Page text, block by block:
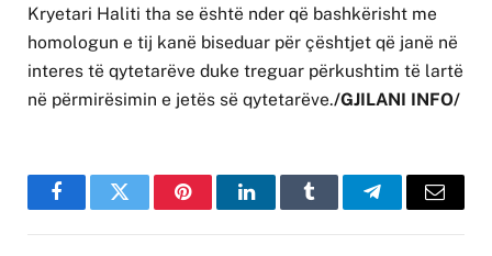
Kryetari Haliti tha se është nder që bashkërisht me
homologun e tij kanë biseduar për çështjet që janë në
interes të qytetarëve duke treguar përkushtim të lartë
në përmirësimin e jetës së qytetarëve./GJILANI INFO/
FacebookTwitter PinterestLinkedInTumblr TelegramEmail